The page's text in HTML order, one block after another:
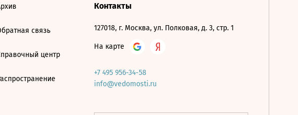
связь
центр
Контакты
127018, г. Москва, ул. Полковая, д. 3, стр. 1
На карте
+7 495 956-34-58
info@vedomosti.ru